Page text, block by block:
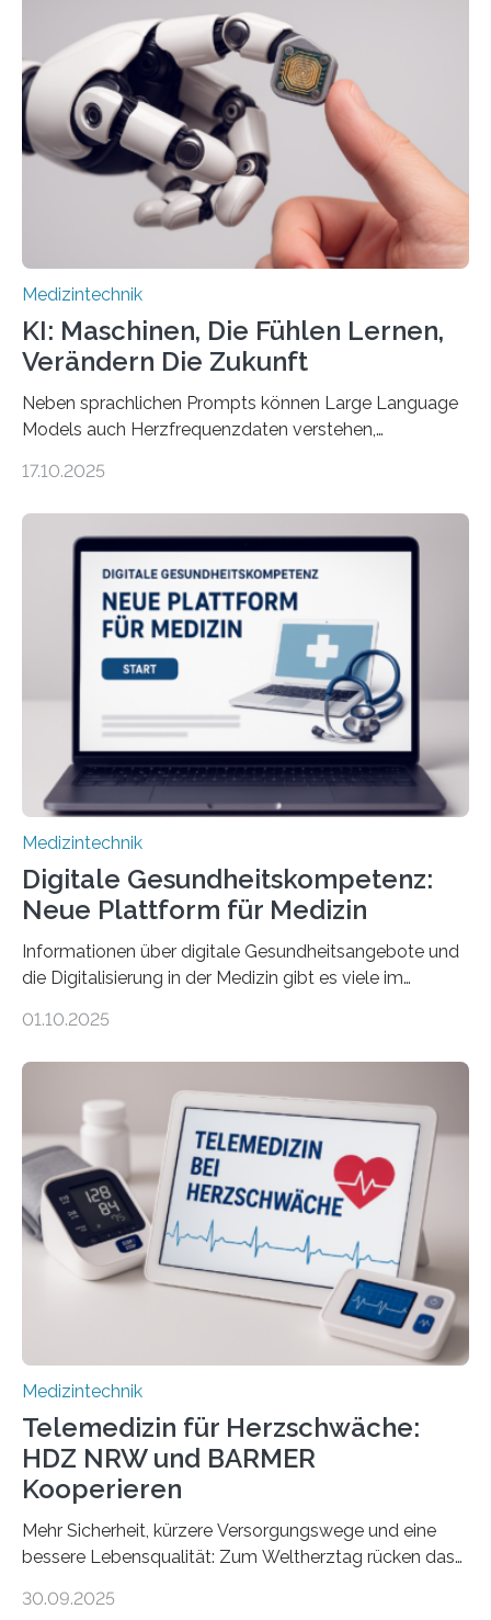
Entwicklung der Sensorik und Datenübertragung. Die
HSHL verantwortet die wissenschaftliche Begleitung
sowie die KI-gestützte Datenauswertung. Das Ziel ist
die Entwicklung eines berührungslosen
Assistenzsystems, das den Zustand der Person
kontinuierlich erfasst, pflegende Personen unterstützt
und in Notfällen selbstständig Alarm schlägt. „Die Idee
Medizintechnik
KI: Maschinen, Die Fühlen Lernen,
Verändern Die Zukunft
Neben sprachlichen Prompts können Large Language
Models auch Herzfrequenzdaten verstehen,
haben Dr. Morris Gellisch, ehemals an der Ruhr-
und Boris Burr von der Ruhr-Universität Bochum in
dafür eine technische Schnittstelle, über die
physiologische Daten in Echtzeit an das Sprachmodell
übermittelt werden können. Die Künstliche Intelligenz
kann dadurch auch die Sprache des Körpers
einbeziehen, auf die Menschen keinen bewussten
Einfluss nehmen. Das eröffnet…
17.10.2025
Medizintechnik
Digitale Gesundheitskompetenz:
Neue Plattform für Medizin
Informationen über digitale Gesundheitsangebote und
die Digitalisierung in der Medizin gibt es viele im
seriösen und wissenschaftlich abgesicherten Inhalten?
Forscherinnen der Technischen Universität Dresden
(TUD) richtet sich das Portal sowohl an Patientinnen
und Patienten, aber ebenso an medizinisches
Fachpersonal. Für all diese Zielgruppen bietet sie
speziell zugeschnittene Informationen, um deren
digitale Gesundheitskompetenz zu steigern. MiHUBx ist
01.10.2025
Medizintechnik
Telemedizin für Herzschwäche:
HDZ NRW und BARMER
Kooperieren
Mehr Sicherheit, kürzere Versorgungswege und eine
bessere Lebensqualität: Zum Weltherztag rücken das
Oeynhausen, und die BARMER die Bedürfnisse von
30.09.2025